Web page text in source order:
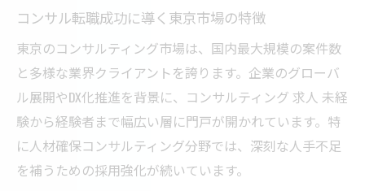
コンサル求人で人材確保が強い会社の特徴
東京で人材確保に成功するコンサルの選び
方
コンサルティング会社の人材確保力を見極
める
東京コンサル求人で重視すべき人材確保の
視点
コンサル転職成功に導く東京市場の特徴
東京のコンサルティング市場は、国内最大規模の案件数
と多様な業界クライアントを誇ります。企業のグローバ
ル展開やDX化推進を背景に、コンサルティング 求人 未経
験から経験者まで幅広い層に門戸が開かれています。特
に人材確保コンサルティング分野では、深刻な人手不足
を補うための採用強化が続いています。